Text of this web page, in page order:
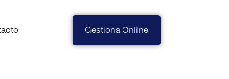
Gestiona Online